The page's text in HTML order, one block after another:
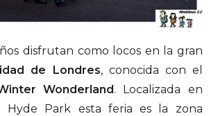
disfrutan como locos en la gran
de Londres, conocida con el
Wonderland. Localizada en
Hyde Park esta feria es la zona